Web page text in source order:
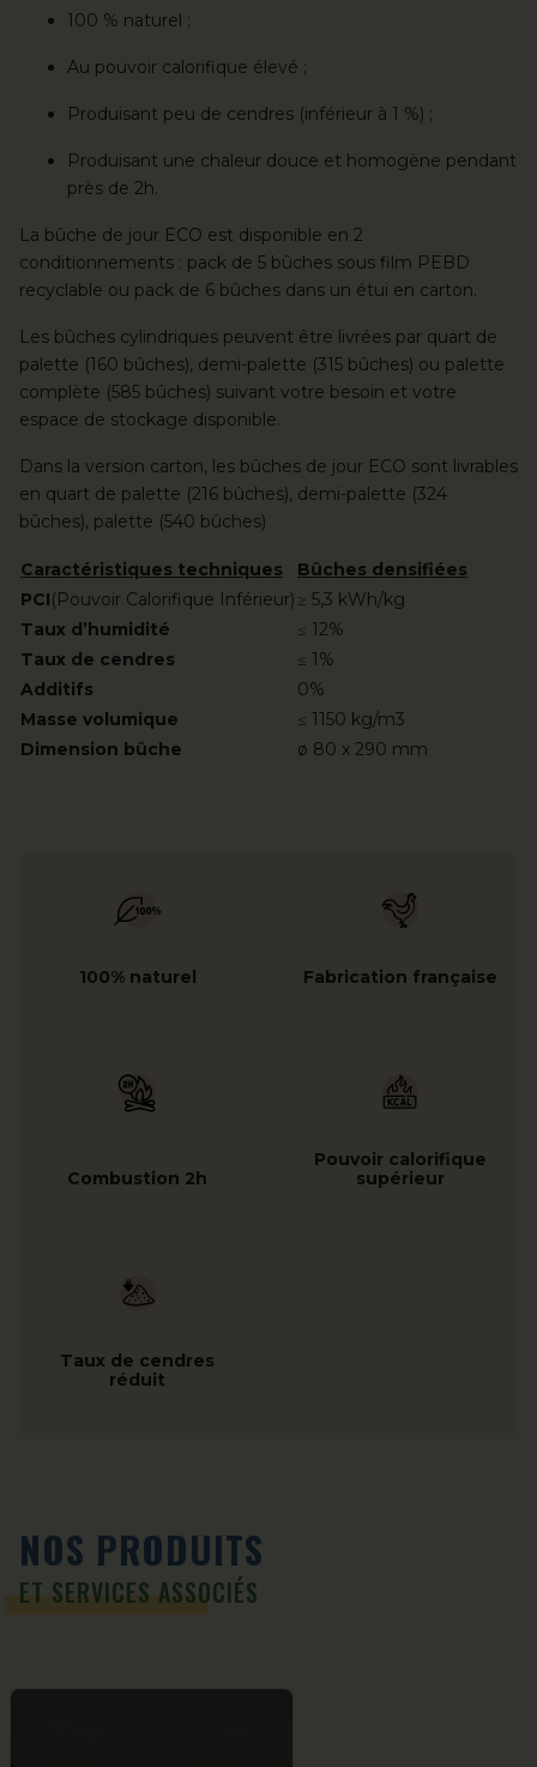
100% naturel Fabrication française
Combustion 2h
Pouvoir calorifique
supérieur
Taux de cendres
réduit
100 % naturel ;
Au pouvoir calorifique élevé ;
Produisant peu de cendres (inférieur à 1 %) ;
Produisant une chaleur douce et homogène pendant
près de 2h.
La bûche de jour ECO est disponible en 2
conditionnements : pack de 5 bûches sous film PEBD
recyclable ou pack de 6 bûches dans un étui en carton.
Les bûches cylindriques peuvent être livrées par quart de
palette (160 bûches), demi-palette (315 bûches) ou palette
complète (585 bûches) suivant votre besoin et votre
espace de stockage disponible.
Dans la version carton, les bûches de jour ECO sont livrables
en quart de palette (216 bûches), demi-palette (324
bûches), palette (540 bûches)
Caractéristiques techniques
Bûches densifiées
PCI(Pouvoir Calorifique Inférieur) ≥ 5,3 kWh/kg
Taux d’humidité
≤ 12%
Taux de cendres
≤ 1%
Additifs
0%
Masse volumique
≤ 1150 kg/m3
Dimension bûche
ø 80 x 290 mm
NOS PRODUITS
ET SERVICES ASSOCIÉS